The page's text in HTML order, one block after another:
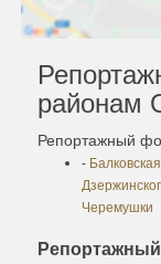
районам
Репортажный
- Балковская
Черемушки